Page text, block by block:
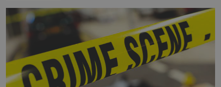
tomu záhadu rozluštit? Jedna z nejslavnějších
českých